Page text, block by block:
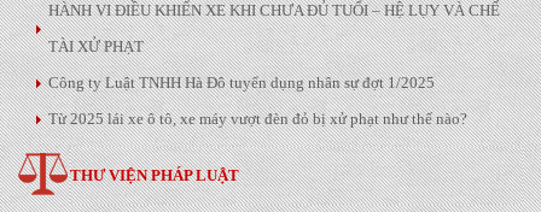
HÀNH VI ĐIỀU KHIỂN XE KHI CHƯA ĐỦ TUỔI – HỆ LỤY VÀ CHẾ
TÀI XỬ PHẠT
Công ty Luật TNHH Hà Đô tuyển dụng nhân sự đợt 1/2025
Từ 2025 lái xe ô tô, xe máy vượt đèn đỏ bị xử phạt như thế nào?
THƯ VIỆN PHÁP LUẬT